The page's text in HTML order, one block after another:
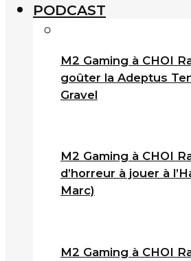
PODCAST
M2 Gaming à CHOI
goûter la Adeptus
Gravel
M2 Gaming à CHOI
d’horreur à jouer à
Marc)
M2 Gaming à CHOI